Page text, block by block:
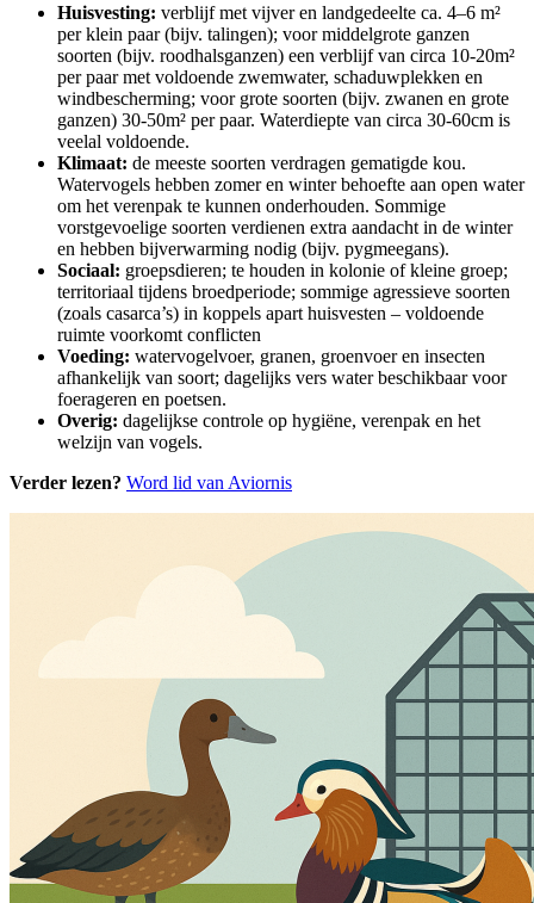
Huisvesting: verblijf met vijver en landgedeelte ca. 4–6 m²
per klein paar (bijv. talingen); voor middelgrote ganzen
soorten (bijv. roodhalsganzen) een verblijf van circa 10-20m²
per paar met voldoende zwemwater, schaduwplekken en
windbescherming; voor grote soorten (bijv. zwanen en grote
ganzen) 30-50m² per paar. Waterdiepte van circa 30-60cm is
veelal voldoende.
Klimaat: de meeste soorten verdragen gematigde kou.
Watervogels hebben zomer en winter behoefte aan open water
om het verenpak te kunnen onderhouden. Sommige
vorstgevoelige soorten verdienen extra aandacht in de winter
en hebben bijverwarming nodig (bijv. pygmeegans).
Sociaal: groepsdieren; te houden in kolonie of kleine groep;
territoriaal tijdens broedperiode; sommige agressieve soorten
(zoals casarca’s) in koppels apart huisvesten – voldoende
ruimte voorkomt conflicten
Voeding: watervogelvoer, granen, groenvoer en insecten
afhankelijk van soort; dagelijks vers water beschikbaar voor
foerageren en poetsen.
Overig: dagelijkse controle op hygiëne, verenpak en het
welzijn van vogels.
Verder lezen? Word lid van Aviornis